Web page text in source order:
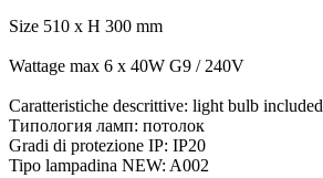
Size 510 x H 300 mm
Wattage max 6 x 40W G9 / 240V
Caratteristiche descrittive: light bulb included
Типология ламп: потолок
Gradi di protezione IP: IP20
Tipo lampadina NEW: A002